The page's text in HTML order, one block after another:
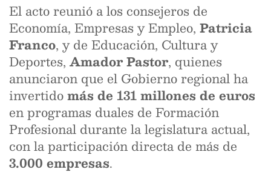
El acto reunió a los consejeros de
Economía, Empresas y Empleo, Patricia
Franco, y de Educación, Cultura y
Deportes, Amador Pastor, quienes
anunciaron que el Gobierno regional ha
invertidomás de 131 millones de euros
en programas duales de Formación
Profesional durante la legislatura actual,
con la participación directa de más de
3.000 empresas.